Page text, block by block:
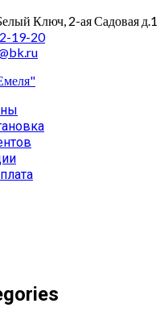
Ключ, 2-ая Садовая д.1
19-20